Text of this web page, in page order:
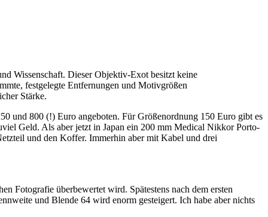
Wissenschaft. Dieser Objektiv-Exot besitzt keine
festgelegte Entfernungen und Motivgrößen
Stärke.
und 800 (!) Euro angeboten. Für Größenordnung 150 Euro gibt es
Geld. Als aber jetzt in Japan ein 200 mm Medical Nikkor Porto-
und den Koffer. Immerhin aber mit Kabel und drei
Fotografie überbewertet wird. Spätestens nach dem ersten
und Blende 64 wird enorm gesteigert. Ich habe aber nichts